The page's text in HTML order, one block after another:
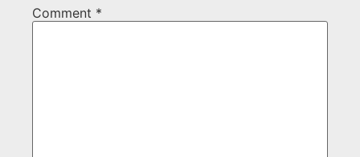
Comment *